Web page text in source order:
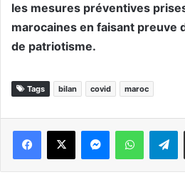
les mesures préventives
marocaines en faisant preuve
de patriotisme.
Tags bilan covid maroc
WhatsApp